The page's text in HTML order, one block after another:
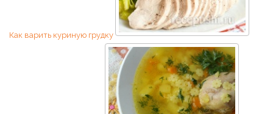
Как варить куриную грудку